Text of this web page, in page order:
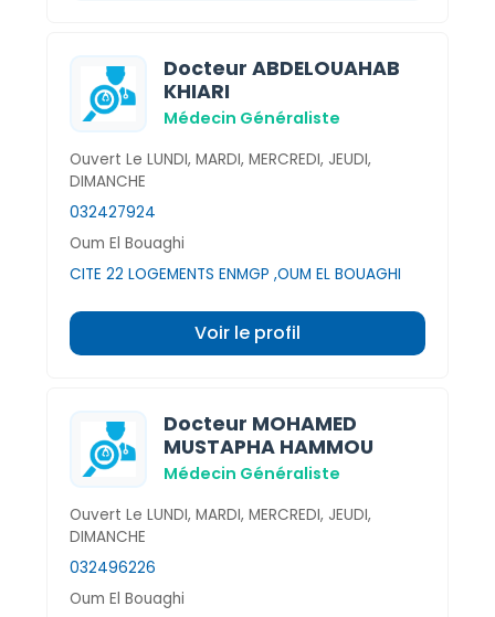
Docteur ABDELOUAHAB
KHIARI
Médecin Généraliste
Ouvert Le LUNDI, MARDI, MERCREDI, JEUDI,
DIMANCHE
032427924
Oum El Bouaghi
CITE 22 LOGEMENTS ENMGP ,OUM EL BOUAGHI
Voir le profil
Docteur MOHAMED
MUSTAPHA HAMMOU
Médecin Généraliste
Ouvert Le LUNDI, MARDI, MERCREDI, JEUDI,
DIMANCHE
032496226
Oum El Bouaghi